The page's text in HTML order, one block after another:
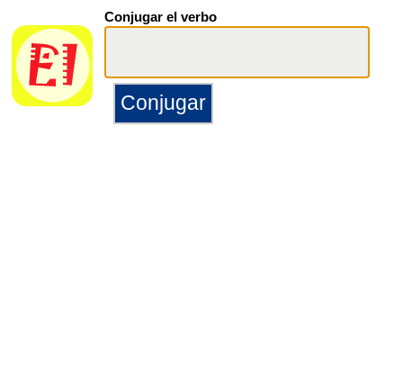
Conjugar el verbo